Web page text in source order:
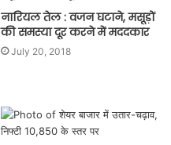
नारियल तेल : वजन घटाने, मसूड़ों
की समस्या दूर करने में मददकार
July 20, 2018